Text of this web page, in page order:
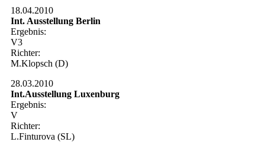
18.04.2010
Int. Ausstellung Berlin
Ergebnis:
V3
Richter:
M.Klopsch (D)
28.03.2010
Int.Ausstellung Luxenburg
Ergebnis:
V
Richter:
L.Finturova (SL)